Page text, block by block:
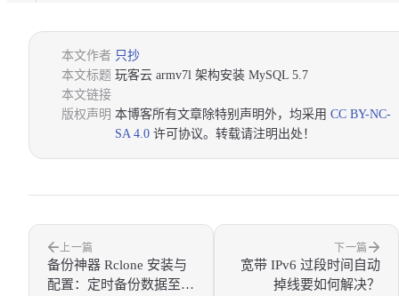
本文作者 只抄
本文标题 玩客云 armv7l 架构安装 MySQL 5.7
本文链接
版权声明 本博客所有文章除特别声明外，均采用 CC BY-NC-
SA 4.0 许可协议。转载请注明出处！
上一篇
备份神器 Rclone 安装与
配置：定时备份数据至云
下一篇
宽带 IPv6 过段时间自动
掉线要如何解决？